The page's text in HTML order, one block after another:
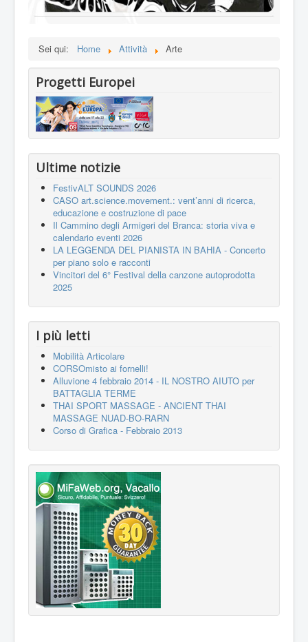
Sei qui: Home Attività Arte
Progetti Europei
Ultime notizie
FestivALT SOUNDS 2026
CASO art.science.movement.: vent’anni di ricerca,
educazione e costruzione di pace
Il Cammino degli Armigeri del Branca: storia viva e
calendario eventi 2026
LA LEGGENDA DEL PIANISTA IN BAHIA - Concerto
per piano solo e racconti
Vincitori del 6° Festival della canzone autoprodotta
2025
I più letti
Mobilità Articolare
CORSOmisto ai fornelli!
Alluvione 4 febbraio 2014 - IL NOSTRO AIUTO per
BATTAGLIA TERME
THAI SPORT MASSAGE - ANCIENT THAI
MASSAGE NUAD-BO-RARN
Corso di Grafica - Febbraio 2013